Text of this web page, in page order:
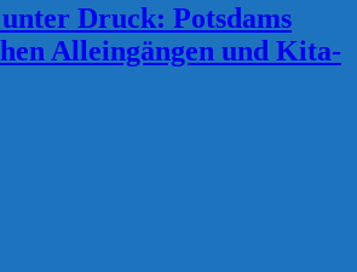
Druck: Potsdams
Alleingängen und Kita-